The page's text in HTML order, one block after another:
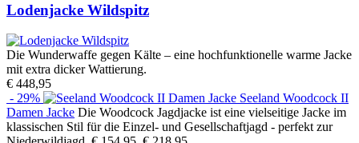
Lodenjacke Wildspitz
Die Wunderwaffe gegen Kälte – eine hochfunktionelle warme Jacke
mit extra dicker Wattierung.
€ 448,95
- 29%
Seeland Woodcock II
Damen Jacke Die Woodcock Jagdjacke ist eine vielseitige Jacke im
klassischen Stil für die Einzel- und Gesellschaftjagd - perfekt zur